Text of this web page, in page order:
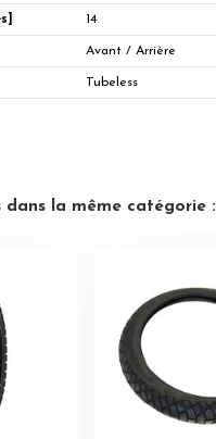
14
Avant / Arrière
Tubeless
dans la même catégorie :